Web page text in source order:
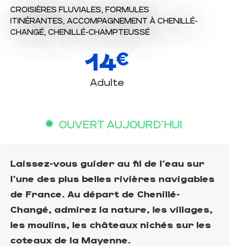
CROISIÈRES FLUVIALES, FORMULES
ITINÉRANTES, ACCOMPAGNEMENT À CHENILLÉ-
CHANGÉ, CHENILLÉ-CHAMPTEUSSÉ
14€
Adulte
OUVERT AUJOURD'HUI
Laissez-vous guider au fil de l'eau sur
l'une des plus belles rivières navigables
de France. Au départ de Chenillé-
Changé, admirez la nature, les villages,
les moulins, les châteaux nichés sur les
coteaux de la Mayenne.